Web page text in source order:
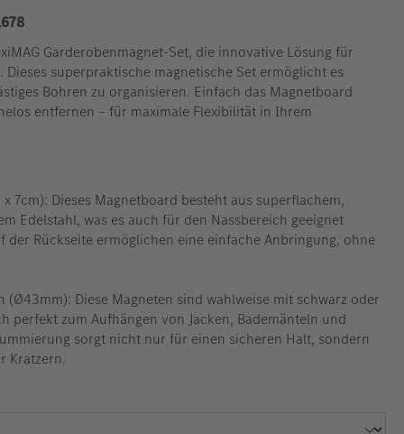
Garderobenmagnet-Set, die innovative Lösung für
Dieses superpraktische magnetische Set ermöglicht es
Bohren zu organisieren. Einfach das Magnetboard
entfernen – für maximale Flexibilität in Ihrem
7cm): Dieses Magnetboard besteht aus superflachem,
Edelstahl, was es auch für den Nassbereich geeignet
der Rückseite ermöglichen eine einfache Anbringung, ohne
(Ø43mm): Diese Magneten sind wahlweise mit schwarz oder
perfekt zum Aufhängen von Jacken, Bademänteln und
sorgt nicht nur für einen sicheren Halt, sondern
Kratzern.